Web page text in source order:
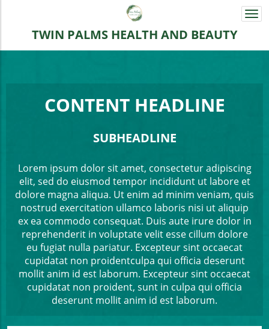
TWIN PALMS HEALTH AND BEAUTY
CONTENT HEADLINE
SUBHEADLINE
Lorem ipsum dolor sit amet, consectetur adipiscing
elit, sed do eiusmod tempor incididunt ut labore et
dolore magna aliqua. Ut enim ad minim veniam, quis
nostrud exercitation ullamco laboris nisi ut aliquip
ex ea commodo consequat. Duis aute irure dolor in
reprehenderit in voluptate velit esse cillum dolore
eu fugiat nulla pariatur. Excepteur sint occaecat
cupidatat non proidentculpa qui officia deserunt
mollit anim id est laborum. Excepteur sint occaecat
cupidatat non proident, sunt in culpa qui officia
deserunt mollit anim id est laborum.